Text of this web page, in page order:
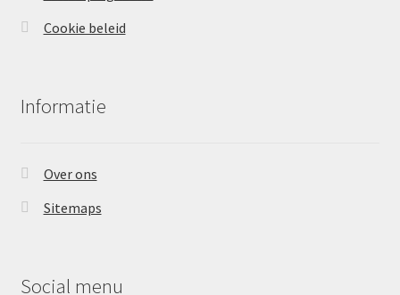
Cookie beleid
Informatie
Over ons
Sitemaps
Social menu